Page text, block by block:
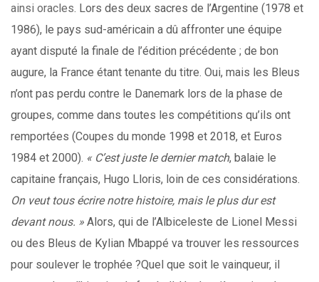
ainsi oracles. Lors des deux sacres de l’Argentine (1978 et
1986), le pays sud-américain a dû affronter une équipe
ayant disputé la finale de l’édition précédente ; de bon
augure, la France étant tenante du titre. Oui, mais les Bleus
n’ont pas perdu contre le Danemark lors de la phase de
groupes, comme dans toutes les compétitions qu’ils ont
remportées (Coupes du monde 1998 et 2018, et Euros
1984 et 2000). « C’est juste le dernier match, balaie le
capitaine français, Hugo Lloris, loin de ces considérations.
On veut tous écrire notre histoire, mais le plus dur est
devant nous. » Alors, qui de l’Albiceleste de Lionel Messi
ou des Bleus de Kylian Mbappé va trouver les ressources
pour soulever le trophée ?Quel que soit le vainqueur, il